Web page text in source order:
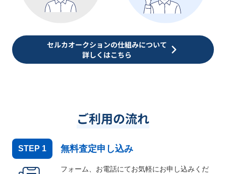
セルカオークションの仕組みについて
詳しくはこちら
ご利用の流れ
STEP 1 無料査定申し込み
フォーム、お電話にてお気軽にお申し込みくだ